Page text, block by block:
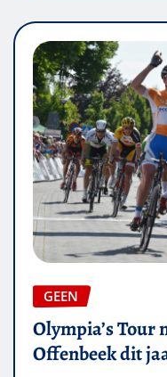
GEEN
Olympia’s Tour
Offenbeek dit